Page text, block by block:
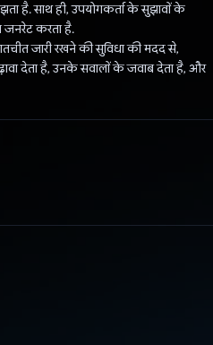
है. साथ ही, उपयोगकर्ता के सुझावों के
जनरेट करता है.
जारी रखने की सुविधा की मदद से,
देता है, उनके सवालों के जवाब देता है, और